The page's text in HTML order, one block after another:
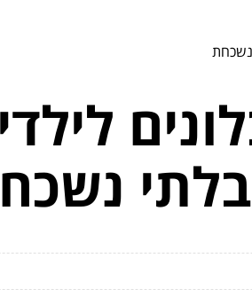
נשכחת